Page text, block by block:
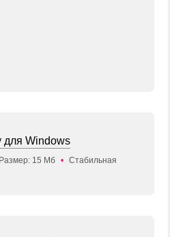
для Windows
Размер: 15 Мб • Стабильная